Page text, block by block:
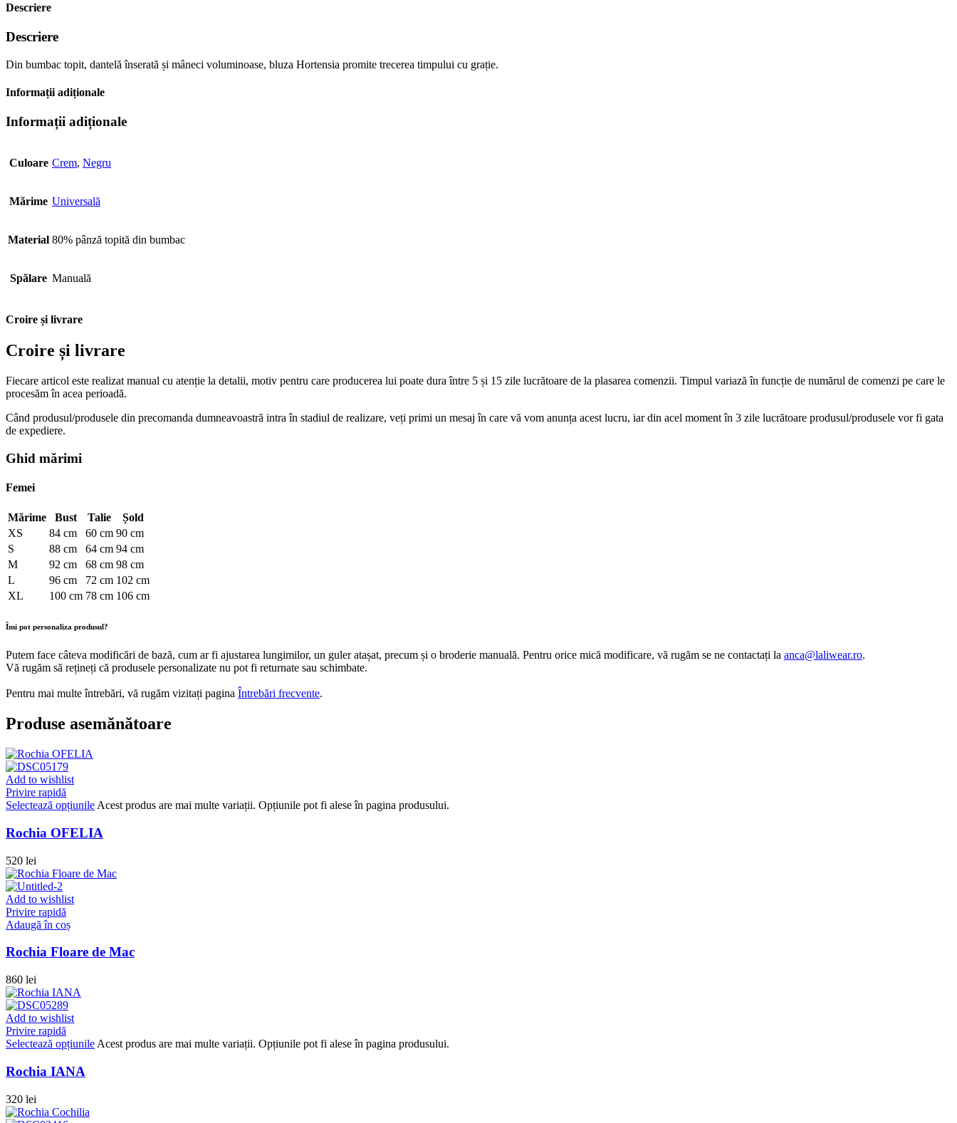
Descriere
Descriere
Din bumbac topit, dantelă înserată și mâneci voluminoase, bluza Hortensia promite trecerea timpului cu grație.
Informații adiționale
Informații adiționale
Culoare Crem, Negru
Mărime Universală
Material 80% pânză topită din bumbac
Spălare Manuală
Croire și livrare
Croire și livrare
Fiecare articol este realizat manual cu atenție la detalii, motiv pentru care producerea lui poate dura între 5 și 15 zile lucrătoare de la plasarea comenzii. Timpul variază în funcție de numărul de comenzi pe care le
procesăm în acea perioadă.
Când produsul/produsele din precomanda dumneavoastră intra în stadiul de realizare, veți primi un mesaj în care vă vom anunța acest lucru, iar din acel moment în 3 zile lucrătoare produsul/produsele vor fi gata
de expediere.
Ghid mărimi
Femei
Mărime Bust Talie
Șold
XS
84 cm 60 cm 90 cm
S
88 cm 64 cm 94 cm
M
92 cm 68 cm 98 cm
L
96 cm 72 cm 102 cm
XL
100 cm 78 cm 106 cm
Îmi pot personaliza produsul?
Putem face câteva modificări de bază, cum ar fi ajustarea lungimilor, un guler atașat, precum și o broderie manuală. Pentru orice mică modificare, vă rugăm se ne contactați la anca@laliwear.ro.
Vă rugăm să rețineți că produsele personalizate nu pot fi returnate sau schimbate.
Pentru mai multe întrebări, vă rugăm vizitați pagina Întrebări frecvente.
Produse asemănătoare
Add to wishlist
Privire rapidă
Selectează opțiunile Acest produs are mai multe variații. Opțiunile pot fi alese în pagina produsului.
Rochia OFELIA
520 lei
Add to wishlist
Privire rapidă
Adaugă în coș
Rochia Floare de Mac
860 lei
Add to wishlist
Privire rapidă
Selectează opțiunile Acest produs are mai multe variații. Opțiunile pot fi alese în pagina produsului.
Rochia IANA
320 lei